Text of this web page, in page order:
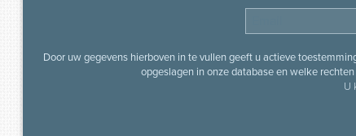
Door uw gegevens hierboven in te vullen geeft u actieve
opgeslagen in onze database en welke
U